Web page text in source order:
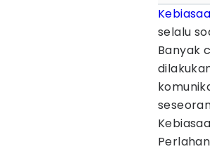
selalu
Banyak